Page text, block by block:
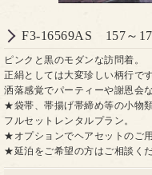
F3-16569AS 157～
ピンクと黒のモダンな訪問着。
正絹としては大変珍しい柄行です
洒落感覚でパーティーや謝恩会
★袋帯、帯揚げ帯締め等の小物
フルセットレンタルプラン。
★オプションでヘアセットのご
★延泊をご希望の方はご相談くだ